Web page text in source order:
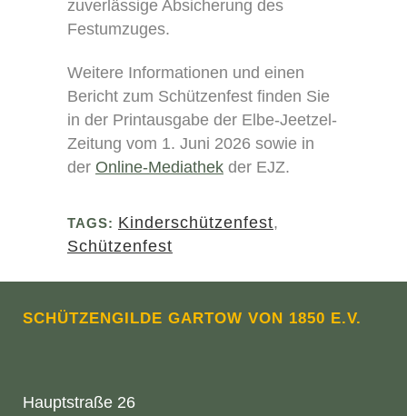
zuverlässige Absicherung des
Festumzuges.
Weitere Informationen und einen
Bericht zum Schützenfest finden Sie
in der Printausgabe der Elbe-Jeetzel-
Zeitung vom 1. Juni 2026 sowie in
der Online-Mediathek der EJZ.
TAGS: Kinderschützenfest,
Schützenfest
SCHÜTZENGILDE GARTOW VON 1850 E.V.
Hauptstraße 26